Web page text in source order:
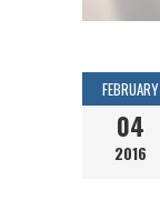
FEBRUARY
04
2016